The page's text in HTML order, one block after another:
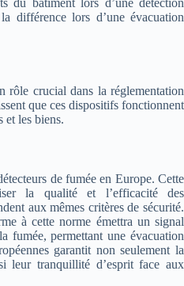
du bâtiment lors d’une détection
différence lors d’une évacuation
rôle crucial dans la réglementation
que ces dispositifs fonctionnent
et les biens.
de fumée en Europe. Cette
la qualité et l’efficacité des
aux mêmes critères de sécurité.
à cette norme émettra un signal
fumée, permettant une évacuation
garantit non seulement la
leur tranquillité d’esprit face aux